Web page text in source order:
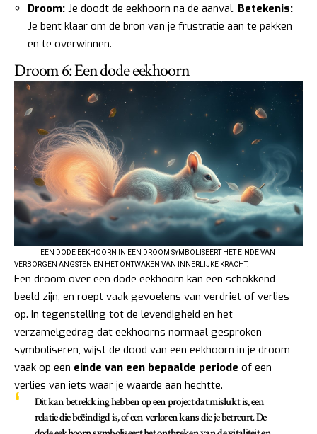
Droom: Je doodt de eekhoorn na de aanval. Betekenis:
Je bent klaar om de bron van je frustratie aan te pakken
en te overwinnen.
Droom 6: Een dode eekhoorn
EEN DODE EEKHOORN IN EEN DROOM SYMBOLISEERT HET EINDE VAN
VERBORGEN ANGSTEN EN HET ONTWAKEN VAN INNERLIJKE KRACHT.
Een droom over een dode eekhoorn kan een schokkend
beeld zijn, en roept vaak gevoelens van verdriet of verlies
op. In tegenstelling tot de levendigheid en het
verzamelgedrag dat eekhoorns normaal gesproken
symboliseren, wijst de dood van een eekhoorn in je droom
vaak op een einde van een bepaalde periode of een
verlies van iets waar je waarde aan hechtte.
Dit kan betrekking hebben op een project dat mislukt is, een
relatie die beëindigd is, of een verloren kans die je betreurt. De